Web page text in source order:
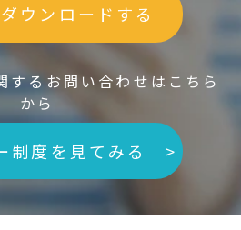
ウンロードする
するお問い合わせはこちら
から
制度を見てみる >